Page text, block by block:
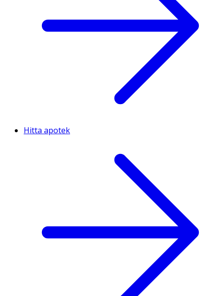
Hitta apotek